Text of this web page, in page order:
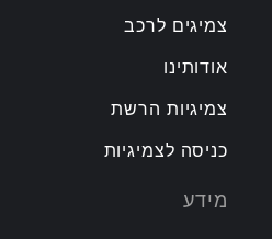
צמיגים לרכב
אודותינו
צמיגיות הרשת
כניסה לצמיגיות
מידע